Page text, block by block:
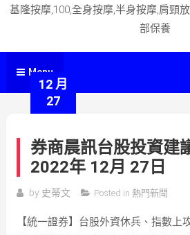
基隆按摩,100,全身按摩,半身按摩,肩頸
部保養
Menu
12 月
27
券商晨訊台股投資建
2022年 12月 27日
by 史蒂文 Posted in 熱門新聞
【統一證券】台股外資休兵、指數上